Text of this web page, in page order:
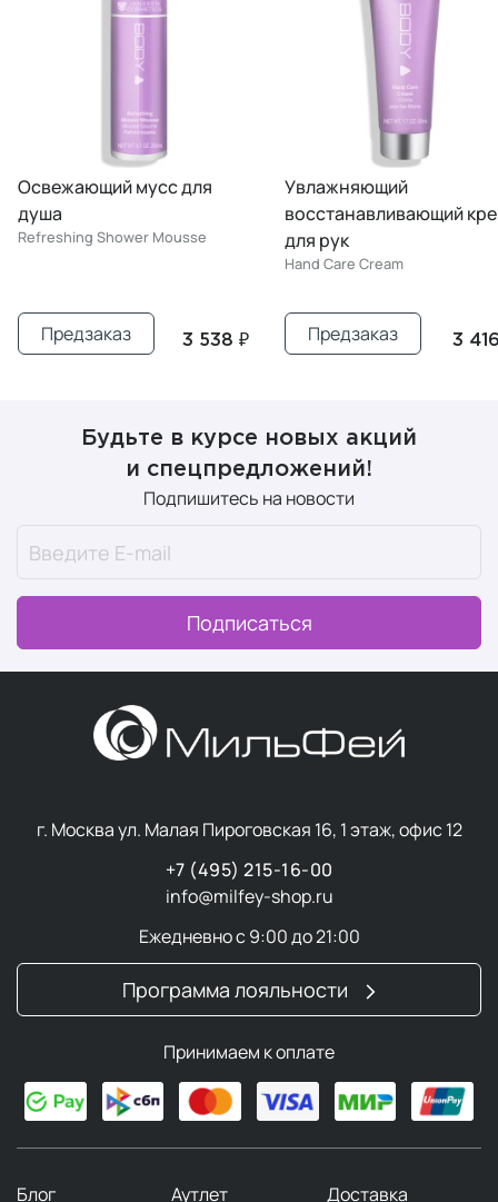
Освежающий мусс для
душа
Refreshing Shower Mousse
3 538 ₽
Предзаказ
Увлажняющий
восстанавливающий
для рук
Hand Care Cream
3
Предзаказ
Будьте в курсе новых акций
и спецпредложений!
Подпишитесь на новости
Подписаться
г. Москва ул. Малая Пироговская 16, 1 этаж, офис 12
+7 (495) 215-16-00
info@milfey-shop.ru
Ежедневно с 9:00 до 21:00
Программа лояльности
Принимаем к оплате
Блог Аутлет Доставка